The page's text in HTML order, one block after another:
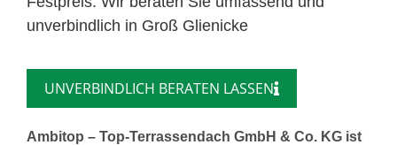
unverbindlich in Groß Glienicke
UNVERBINDLICH BERATEN LASSEN
Ambitop – Top-Terrassendach GmbH & Co. KG ist